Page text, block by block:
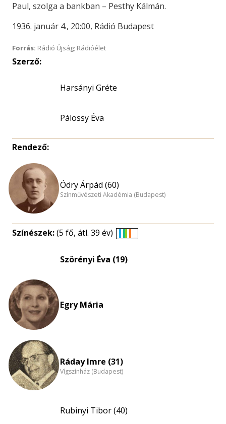
Paul, szolga a bankban – Pesthy Kálmán.
1936. január 4., 20:00, Rádió Budapest
Forrás: Rádió Újság; Rádióélet
Szerző:
Harsányi Gréte
Pálossy Éva
Rendező:
Ódry Árpád (60)
Színművészeti Akadémia (Budapest)
Színészek:(5 fő, átl. 39 év)
eloszlás
Szörényi Éva (19)
Egry Mária
Ráday Imre (31)
Vígszínház (Budapest)
Rubinyi Tibor (40)